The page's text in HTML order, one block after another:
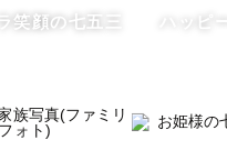
す。
切り取らせていただきます
笑顔の七五三 ハッピ